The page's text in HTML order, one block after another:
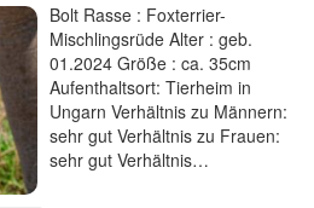
Bolt Rasse : Foxterrier-
Mischlingsrüde Alter : geb.
01.2024 Größe : ca. 35cm
Aufenthaltsort: Tierheim in
Ungarn Verhältnis zu Männern:
sehr gut Verhältnis zu Frauen:
sehr gut Verhältnis…